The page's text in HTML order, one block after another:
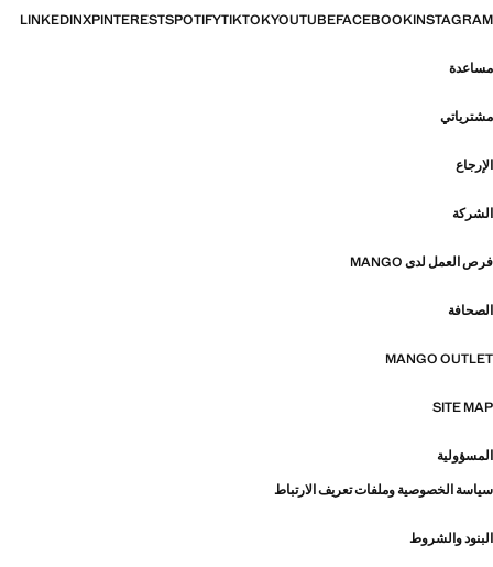
INSTAGRAM
FACEBOOK
YOUTUBE
TIKTOK
SPOTIFY
PINTEREST
X
LINKEDIN
مساعدة
مشترياتي
الإرجاع
الشركة
فرص العمل لدى MANGO
الصحافة
MANGO OUTLET
SITE MAP
المسؤولية
سياسة الخصوصية وملفات تعريف الارتباط
البنود والشروط